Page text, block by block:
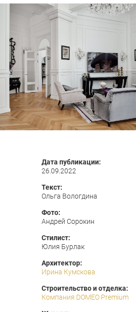
Дата публикации:
26.09.2022
Текст:
Ольга Вологдина
Фото:
Андрей Сорокин
Стилист:
Юлия Бурлак
Архитектор:
Ирина Кумскова
Строительство и отделка:
Компания DOMEO Premium